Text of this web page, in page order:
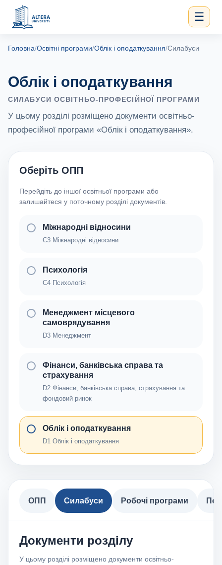
☰
Головна/Освітні програми/Облік і оподаткування/Силабуси
Облік і оподаткування
СИЛАБУСИ ОСВІТНЬО-ПРОФЕСІЙНОЇ ПРОГРАМИ
У цьому розділі розміщено документи освітньо-
професійної програми «Облік і оподаткування».
Оберіть ОПП
Перейдіть до іншої освітньої програми або
залишайтеся у поточному розділі документів.
Міжнародні відносини
C3 Міжнародні відносини
Психологія
C4 Психологія
Менеджмент місцевого
самоврядування
D3 Менеджмент
Фінанси, банківська справа та
страхування
D2 Фінанси, банківська справа, страхування та
фондовий ринок
Облік і оподаткування
D1 Облік і оподаткування
ОПП Силабуси Робочі програми
Документи розділу
У цьому розділі розміщено документи освітньо-